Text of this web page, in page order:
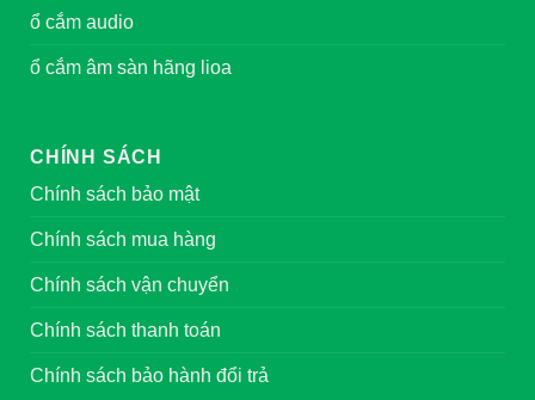
ổ cắm audio
ổ cắm âm sàn hãng lioa
CHÍNH SÁCH
Chính sách bảo mật
Chính sách mua hàng
Chính sách vận chuyển
Chính sách thanh toán
Chính sách bảo hành đổi trả